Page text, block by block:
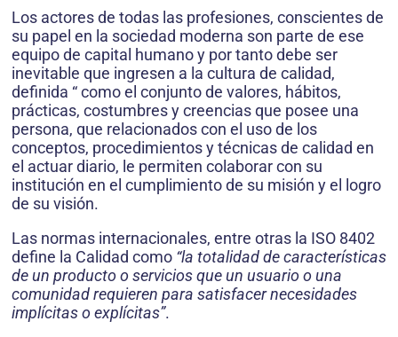
Los actores de todas las profesiones, conscientes de
su papel en la sociedad moderna son parte de ese
equipo de capital humano y por tanto debe ser
inevitable que ingresen a la cultura de calidad,
definida “ como el conjunto de valores, hábitos,
prácticas, costumbres y creencias que posee una
persona, que relacionados con el uso de los
conceptos, procedimientos y técnicas de calidad en
el actuar diario, le permiten colaborar con su
institución en el cumplimiento de su misión y el logro
de su visión.
Las normas internacionales, entre otras la ISO 8402
define la Calidad como “la totalidad de características
de un producto o servicios que un usuario o una
comunidad requieren para satisfacer necesidades
implícitas o explícitas”.